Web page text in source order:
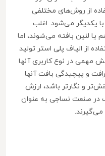
از روش‌های مختلفی
یکدیگر می‌شود. اغلب
یا لنین بافته می‌شوند، اما
از الیاف پلی استر تولید
مهمی در نوع کاربری آنها
و پیچیدگی بافت آنها
و نگارتر باشد، ارزش
در صنعت نساجی به عنوان
می‌گیرند.